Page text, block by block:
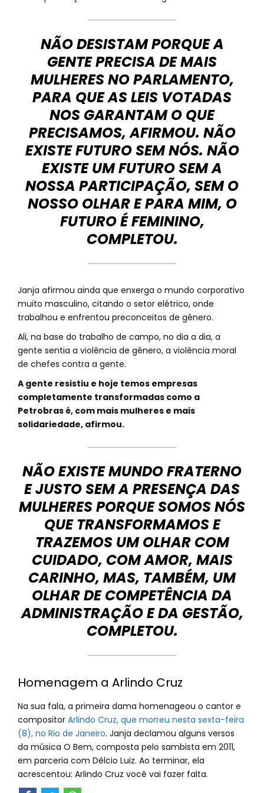
NÃO DESISTAM PORQUE A
GENTE PRECISA DE MAIS
MULHERES NO PARLAMENTO,
PARA QUE AS LEIS VOTADAS
NOS GARANTAM O QUE
PRECISAMOS, AFIRMOU. NÃO
EXISTE FUTURO SEM NÓS. NÃO
EXISTE UM FUTURO SEM A
NOSSA PARTICIPAÇÃO, SEM O
NOSSO OLHAR E PARA MIM, O
FUTURO É FEMININO,
COMPLETOU.
Janja afirmou ainda que enxerga o mundo corporativo
muito masculino, citando o setor elétrico, onde
trabalhou e enfrentou preconceitos de gênero.
Ali, na base do trabalho de campo, no dia a dia, a
gente sentia a violência de gênero, a violência moral
de chefes contra a gente.
A gente resistiu e hoje temos empresas
completamente transformadas como a
Petrobras é, com mais mulheres e mais
solidariedade, afirmou.
NÃO EXISTE MUNDO FRATERNO
E JUSTO SEM A PRESENÇA DAS
MULHERES PORQUE SOMOS NÓS
QUE TRANSFORMAMOS E
TRAZEMOS UM OLHAR COM
CUIDADO, COM AMOR, MAIS
CARINHO, MAS, TAMBÉM, UM
OLHAR DE COMPETÊNCIA DA
ADMINISTRAÇÃO E DA GESTÃO,
COMPLETOU.
Homenagem a Arlindo Cruz
Na sua fala, a primeira dama homenageou o cantor e
compositor Arlindo Cruz, que morreu nesta sexta-feira
(8), no Rio de Janeiro. Janja declamou alguns versos
da música O Bem, composta pelo sambista em 2011,
em parceria com Délcio Luiz. Ao terminar, ela
acrescentou: Arlindo Cruz você vai fazer falta.